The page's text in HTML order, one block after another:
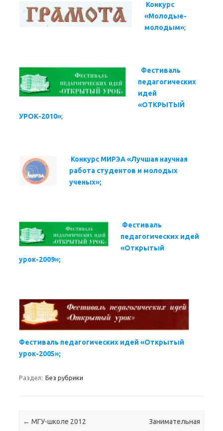
Конкурс
«Молодые-
молодым»;
Фестиваль
педагогических
идей
«ОТКРЫТЫЙ
УРОК-2010»;
Конкурс МИРЭА «Лучшая научная
работа студентов и молодых
ученых»;
Фестиваль
педагогических идей
«Открытый
урок-2009»;
Фестиваль педагогических идей «Открытый
урок-2005»;
Раздел: Без рубрики
Навигация по записям
← МГУ-школе 2012
Занимательная